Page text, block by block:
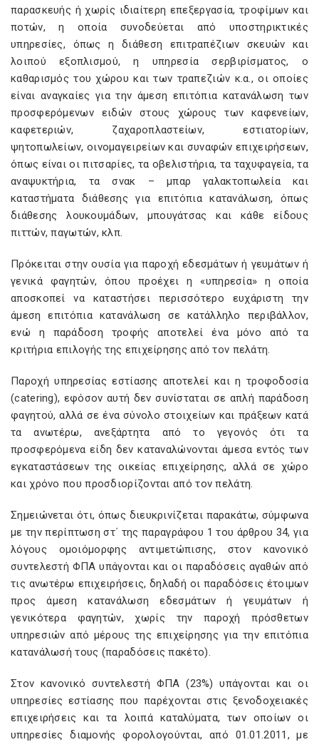
παρασκευής ή χωρίς ιδιαίτερη επεξεργασία, τροφίμων και
ποτών, η οποία συνοδεύεται από υποστηρικτικές
υπηρεσίες, όπως η διάθεση επιτραπέζιων σκευών και
λοιπού εξοπλισμού, η υπηρεσία σερβιρίσματος, ο
καθαρισμός του χώρου και των τραπεζιών κ.α., οι οποίες
είναι αναγκαίες για την άμεση επιτόπια κατανάλωση των
προσφερόμενων ειδών στους χώρους των καφενείων,
καφετεριών, ζαχαροπλαστείων, εστιατορίων,
ψητοπωλείων, οινομαγειρείων και συναφών επιχειρήσεων,
όπως είναι οι πιτσαρίες, τα οβελιστήρια, τα ταχυφαγεία, τα
αναψυκτήρια, τα σνακ – μπαρ γαλακτοπωλεία και
καταστήματα διάθεσης για επιτόπια κατανάλωση, όπως
διάθεσης λουκουμάδων, μπουγάτσας και κάθε είδους
πιττών, παγωτών, κλπ.
Πρόκειται στην ουσία για παροχή εδεσμάτων ή γευμάτων ή
γενικά φαγητών, όπου προέχει η «υπηρεσία» η οποία
αποσκοπεί να καταστήσει περισσότερο ευχάριστη την
άμεση επιτόπια κατανάλωση σε κατάλληλο περιβάλλον,
ενώ η παράδοση τροφής αποτελεί ένα μόνο από τα
κριτήρια επιλογής της επιχείρησης από τον πελάτη.
Παροχή υπηρεσίας εστίασης αποτελεί και η τροφοδοσία
(catering), εφόσον αυτή δεν συνίσταται σε απλή παράδοση
φαγητού, αλλά σε ένα σύνολο στοιχείων και πράξεων κατά
τα ανωτέρω, ανεξάρτητα από το γεγονός ότι τα
προσφερόμενα είδη δεν καταναλώνονται άμεσα εντός των
εγκαταστάσεων της οικείας επιχείρησης, αλλά σε χώρο
και χρόνο που προσδιορίζονται από τον πελάτη.
Σημειώνεται ότι, όπως διευκρινίζεται παρακάτω, σύμφωνα
με την περίπτωση στ΄ της παραγράφου 1 του άρθρου 34, για
λόγους ομοιόμορφης αντιμετώπισης, στον κανονικό
συντελεστή ΦΠΑ υπάγονται και οι παραδόσεις αγαθών από
τις ανωτέρω επιχειρήσεις, δηλαδή οι παραδόσεις έτοιμων
προς άμεση κατανάλωση εδεσμάτων ή γευμάτων ή
γενικότερα φαγητών, χωρίς την παροχή πρόσθετων
υπηρεσιών από μέρους της επιχείρησης για την επιτόπια
κατανάλωσή τους (παραδόσεις πακέτο).
Στον κανονικό συντελεστή ΦΠΑ (23%) υπάγονται και οι
υπηρεσίες εστίασης που παρέχονται στις ξενοδοχειακές
επιχειρήσεις και τα λοιπά καταλύματα, των οποίων οι
υπηρεσίες διαμονής φορολογούνται, από 01.01.2011, με